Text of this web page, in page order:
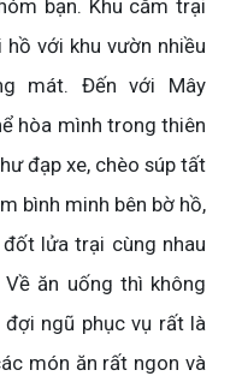
bạn. Khu cắm trại
với khu vườn nhiều
mát. Đến với Mây
hòa mình trong thiên
đạp xe, chèo súp tất
bình minh bên bờ hồ,
lửa trại cùng nhau
ăn uống thì không
ngũ phục vụ rất là
món ăn rất ngon và